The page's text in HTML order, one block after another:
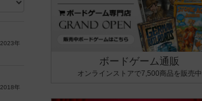
2023年
2018年
ボードゲーム通販
オンラインストアで7,500商品を販売中